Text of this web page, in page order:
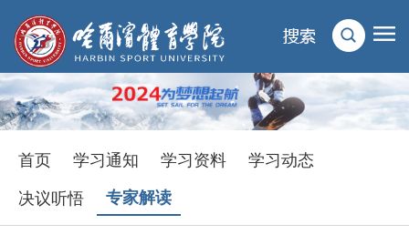
首页 学习通知 学习资料
学习动态
决议听悟
专家解读